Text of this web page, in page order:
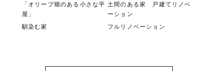
「オリーブ畑のある小さな平
屋」
土間のある家 戸建てリノベ
ーション
馴染む家
フルリノベーション